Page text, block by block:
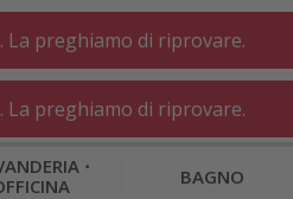
⋅
BAGNO
preghiamo di riprovare.
preghiamo di riprovare.